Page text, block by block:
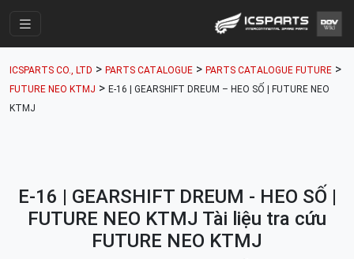
Cửa Hàng
Tài khoản
ICSPARTS CO., LTD > PARTS CATALOGUE > PARTS CATALOGUE FUTURE >
FUTURE NEO KTMJ > E-16 | GEARSHIFT DREUM – HEO SỐ | FUTURE NEO
KTMJ
E-16 | GEARSHIFT DREUM - HEO SỐ |
FUTURE NEO KTMJ Tài liệu tra cứu
FUTURE NEO KTMJ